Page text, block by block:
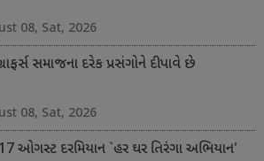
08, Sat, 2026
સમાજના દરેક પ્રસંગોને દીપાવે છે
08, Sat, 2026
ઓગસ્ટ દરમિયાન `હર ઘર તિરંગા અભિયાન'